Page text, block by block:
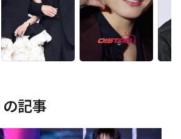
の記事